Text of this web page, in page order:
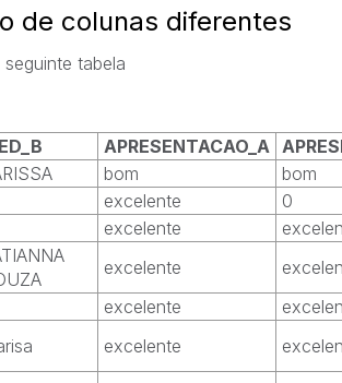
de colunas diferentes
tabela
APRESENTACAO_A
bom bom
excelente 0
excelente
excelente
excelente
excelente